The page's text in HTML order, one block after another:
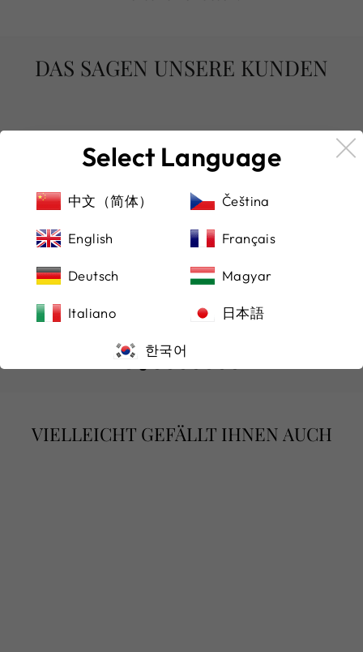
DAS SAGEN UNSERE KUNDEN
★★★★★
(Übersetzt von Google) Von hier aus eine
schöne Uhr gekauft, sehr zu empfehlen!
(Original)Purchased a beautiful watch from
here, highly recommended!
Michael Manocchio
VIELLEICHT GEFÄLLT IHNEN AUCH
Select Language
中文（简体） Čeština
English Français
Deutsch Magyar
Italiano 日本語
한국어